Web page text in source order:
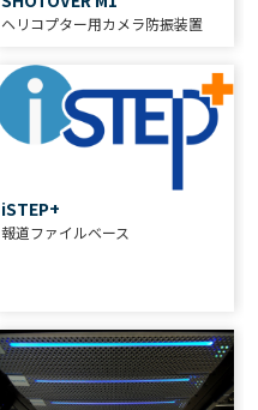
ヘリコプター用カメラ防振装置
iSTEP+
報道ファイルベース